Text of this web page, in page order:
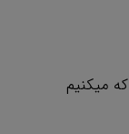
میکنیم